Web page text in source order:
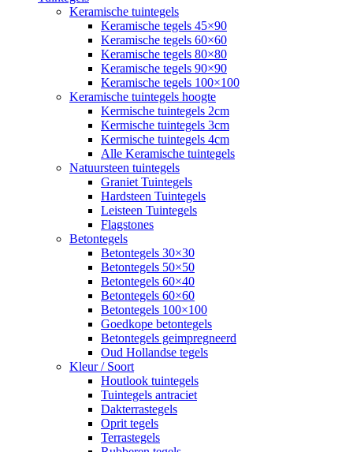
Keramische tuintegels
Keramische tegels 45×90
Keramische tegels 60×60
Keramische tegels 80×80
Keramische tegels 90×90
Keramische tegels 100×100
Keramische tuintegels hoogte
Kermische tuintegels 2cm
Kermische tuintegels 3cm
Kermische tuintegels 4cm
Alle Keramische tuintegels
Natuursteen tuintegels
Graniet Tuintegels
Hardsteen Tuintegels
Leisteen Tuintegels
Flagstones
Betontegels
Betontegels 30×30
Betontegels 50×50
Betontegels 60×40
Betontegels 60×60
Betontegels 100×100
Goedkope betontegels
Betontegels geimpregneerd
Oud Hollandse tegels
Kleur / Soort
Houtlook tuintegels
Tuintegels antraciet
Dakterrastegels
Oprit tegels
Terrastegels